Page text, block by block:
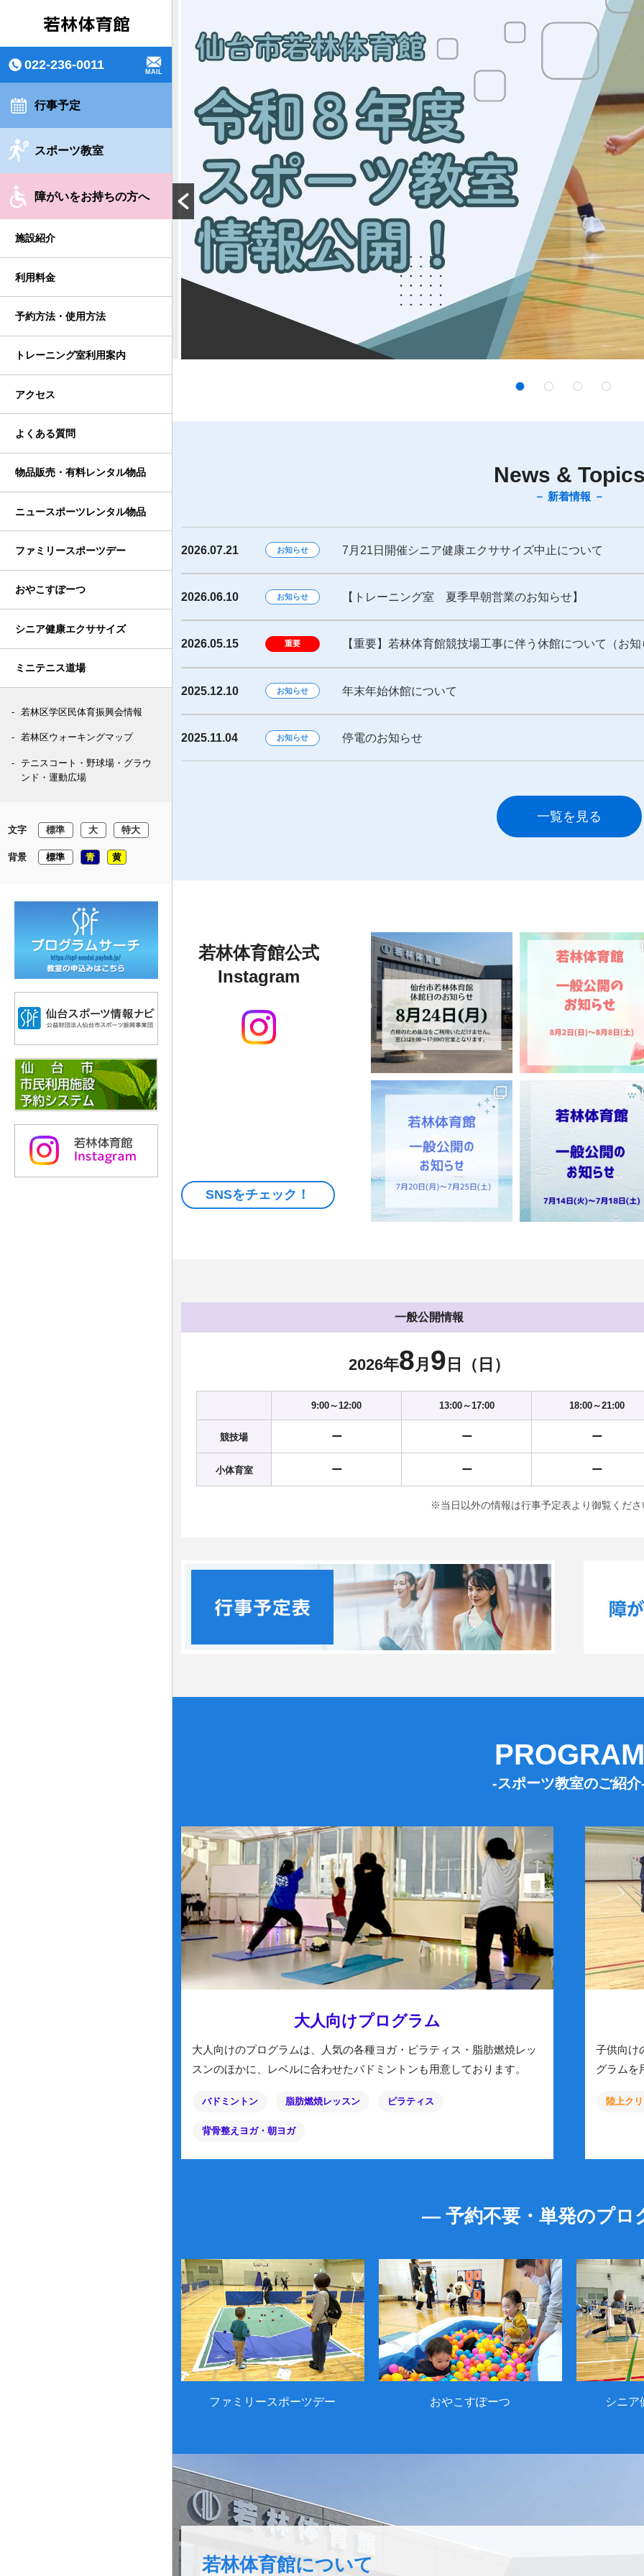
022-236-0011 MAIL
行事予定
スポーツ教室
障がいをお持ちの方へ
施設紹介
利用料金
予約方法・使用方法
トレーニング室利用案内
アクセス
よくある質問
物品販売・有料レンタル物品
ニュースポーツレンタル物品
ファミリースポーツデー
おやこすぽーつ
シニア健康エクササイズ
ミニテニス道場
若林区学区民体育振興会情報
若林区ウォーキングマップ
テニスコート・野球場・グラウ
ンド・運動広場
文字 標準 大 特大
背景 標準 青 黄
News &
－ 新着情報 －
2026.07.21 お知らせ 7月21日開催シニア健康エクササイズ中止について
2026.06.10 お知らせ 【トレーニング室 夏季早朝営業のお知らせ】
2026.05.15 重要 【重要】若林体育館競技場工事に伴う休館について（お
2025.12.10 お知らせ 年末年始休館について
2025.11.04 お知らせ 停電のお知らせ
一覧を見る
若林体育館公式
Instagram
SNSをチェック！
一般公開情報
2026年8 月 9 日（日）
9:00～12:00 13:00～17:00 18:00～21:00
競技場 ー ー ー
小体育室 ー ー ー
※当日以外の情報は行事予定表より御覧くださ
PROGRAM
-スポーツ教室のご紹介
大人向けプログラム
大人向けのプログラムは、人気の各種ヨガ・ピラティス・脂肪燃焼レッ
スンのほかに、レベルに合わせたバドミントンも用意しております。
バドミントン 脂肪燃焼レッスン ピラティス
背骨整えヨガ・朝ヨガ
子供向け
グラムを
陸上ク
― 予約不要・単発のプ
ファミリースポーツデー おやこすぽーつ シニア
若林体育館について